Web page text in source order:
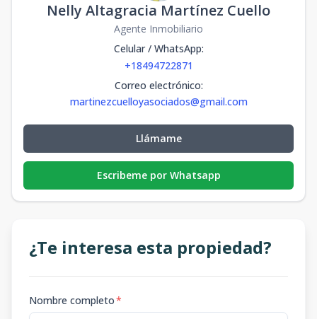
Nelly Altagracia Martínez Cuello
Agente Inmobiliario
Celular / WhatsApp:
+18494722871
Correo electrónico:
martinezcuelloyasociados@gmail.com
Llámame
Escribeme por Whatsapp
¿Te interesa esta propiedad?
Nombre completo*